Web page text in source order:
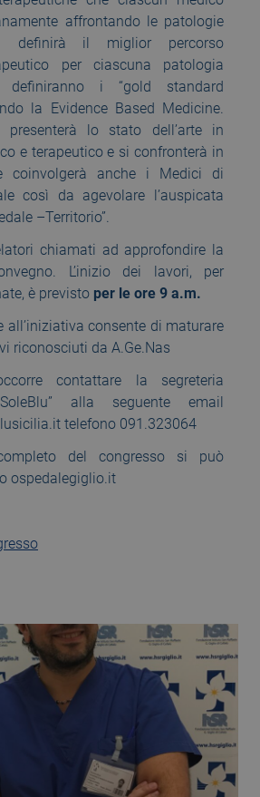
affrontando le patologie
definirà il miglior percorso
per ciascuna patologia
i “gold standard
la Evidence Based Medicine.
presenterà lo stato dell’arte in
e terapeutico e si confronterà in
coinvolgerà anche i Medici di
così da agevolare l’auspicata
–Territorio”.
chiamati ad approfondire la
L’inizio dei lavori, per
è previsto per le ore 9 a.m.
all’iniziativa consente di maturare
riconosciuti da A.Ge.Nas
contattare la segreteria
alla seguente email
telefono 091.323064
del congresso si può
ospedalegiglio.it